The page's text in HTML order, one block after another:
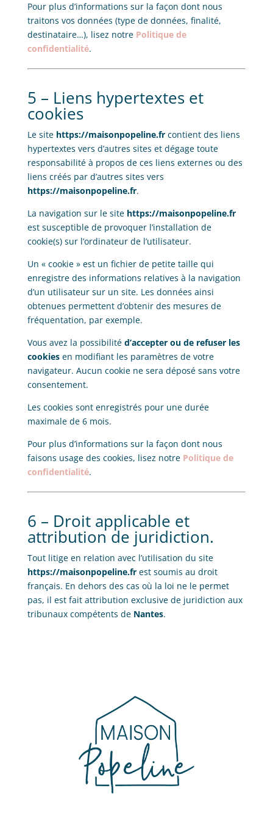
Pour plus d’informations sur la façon dont nous
traitons vos données (type de données, finalité,
destinataire…), lisez notre Politique de
confidentialité.
5 – Liens hypertextes et
cookies
Le site https://maisonpopeline.frcontient des liens
hypertextes vers d’autres sites et dégage toute
responsabilité à propos de ces liens externes ou des
liens créés par d’autres sites vers
https://maisonpopeline.fr.
La navigation sur le site https://maisonpopeline.fr
est susceptible de provoquer l’installation de
cookie(s) sur l’ordinateur de l’utilisateur.
Un « cookie » est un fichier de petite taille qui
enregistre des informations relatives à la navigation
d’un utilisateur sur un site. Les données ainsi
obtenues permettent d’obtenir des mesures de
fréquentation, par exemple.
Vous avez la possibilité d’accepter ou de refuser les
cookiesen modifiant les paramètres de votre
navigateur. Aucun cookie ne sera déposé sans votre
consentement.
Les cookies sont enregistrés pour une durée
maximale de 6mois.
Pour plus d’informations sur la façon dont nous
faisons usage des cookies, lisez notre Politique de
confidentialité.
6 – Droit applicable et
attribution de juridiction.
Tout litige en relation avec l’utilisation du site
https://maisonpopeline.frest soumis au droit
français. En dehors des cas où la loi ne le permet
pas, il est fait attribution exclusive de juridiction aux
tribunaux compétents de Nantes.